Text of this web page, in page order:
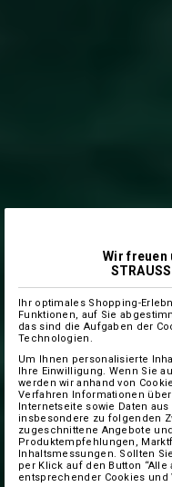
Wir freuen
Ihr optimales Shopping-
Funktionen, auf Sie
das sind die Aufgaben der
Technologien.
Um Ihnen personalisierte
Ihre Einwilligung. Wenn Sie
werden wir anhand von
Verfahren Informationen
Internetseite sowie Daten
insbesondere zu folgenden
zugeschnittene Angebote
Produktempfehlungen,
Inhaltsmessungen. Sollten
per Klick auf den Button
entsprechender Cookies und